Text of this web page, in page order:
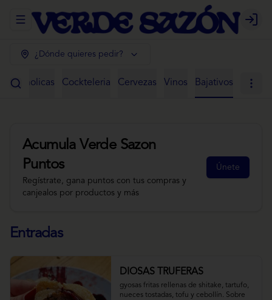
Abrir menu de navegación Login
¿Dónde quieres pedir?
Alcoholicas Cockteleria Cervezas Vinos Bajativos
Acumula Verde Sazon
Puntos
Regístrate, gana puntos con tus compras y
canjealos por productos y más
Únete
Entradas
DIOSAS TRUFERAS
gyosas fritas rellenas de shitake, tartufo,
nueces tostadas, tofu y cebollín. Sobre